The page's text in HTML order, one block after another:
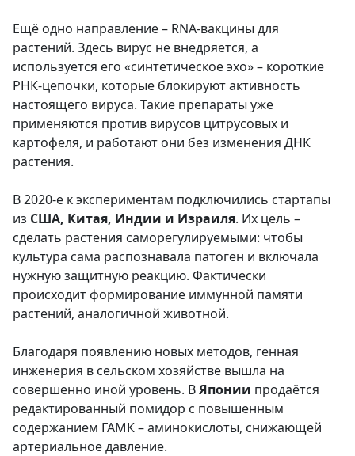
Ещё одно направление – RNA-вакцины для
растений. Здесь вирус не внедряется, а
используется его «синтетическое эхо» – короткие
РНК-цепочки, которые блокируют активность
настоящего вируса. Такие препараты уже
применяются против вирусов цитрусовых и
картофеля, и работают они без изменения ДНК
растения.
В 2020-е к экспериментам подключились стартапы
из США, Китая, Индии и Израиля. Их цель –
сделать растения саморегулируемыми: чтобы
культура сама распознавала патоген и включала
нужную защитную реакцию. Фактически
происходит формирование иммунной памяти
растений, аналогичной животной.
Благодаря появлению новых методов, генная
инженерия в сельском хозяйстве вышла на
совершенно иной уровень. ВЯпонии продаётся
редактированный помидор с повышенным
содержанием ГАМК – аминокислоты, снижающей
артериальное давление.